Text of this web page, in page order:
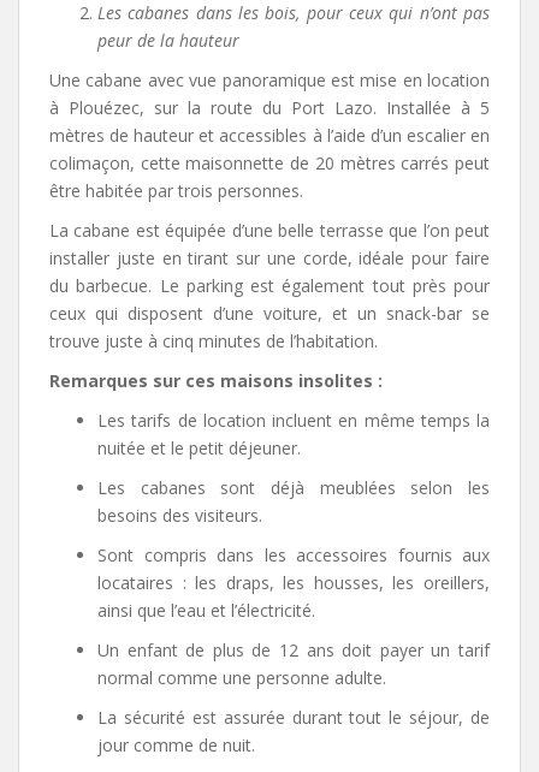
Les cabanes dans les bois, pour ceux qui n’ont pas
peur de la hauteur
Une cabane avec vue panoramique est mise en location
à Plouézec, sur la route du Port Lazo. Installée à 5
mètres de hauteur et accessibles à l’aide d’un escalier en
colimaçon, cette maisonnette de 20 mètres carrés peut
être habitée par trois personnes.
La cabane est équipée d’une belle terrasse que l’on peut
installer juste en tirant sur une corde, idéale pour faire
du barbecue. Le parking est également tout près pour
ceux qui disposent d’une voiture, et un snack-bar se
trouve juste à cinq minutes de l’habitation.
Remarques sur ces maisons insolites :
Les tarifs de location incluent en même temps la
nuitée et le petit déjeuner.
Les cabanes sont déjà meublées selon les
besoins des visiteurs.
Sont compris dans les accessoires fournis aux
locataires : les draps, les housses, les oreillers,
ainsi que l’eau et l’électricité.
Un enfant de plus de 12 ans doit payer un tarif
normal comme une personne adulte.
La sécurité est assurée durant tout le séjour, de
jour comme de nuit.